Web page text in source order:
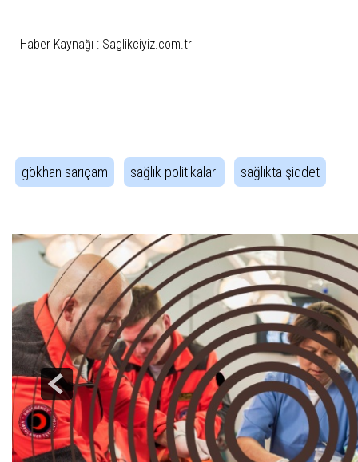
Haber Kaynağı : Saglikciyiz.com.tr
gökhan sarıçam sağlık politikaları sağlıkta şiddet